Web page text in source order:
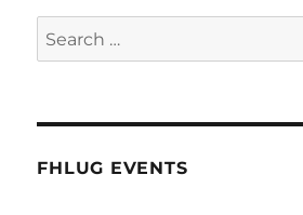
Search
for:
FHLUG EVENTS